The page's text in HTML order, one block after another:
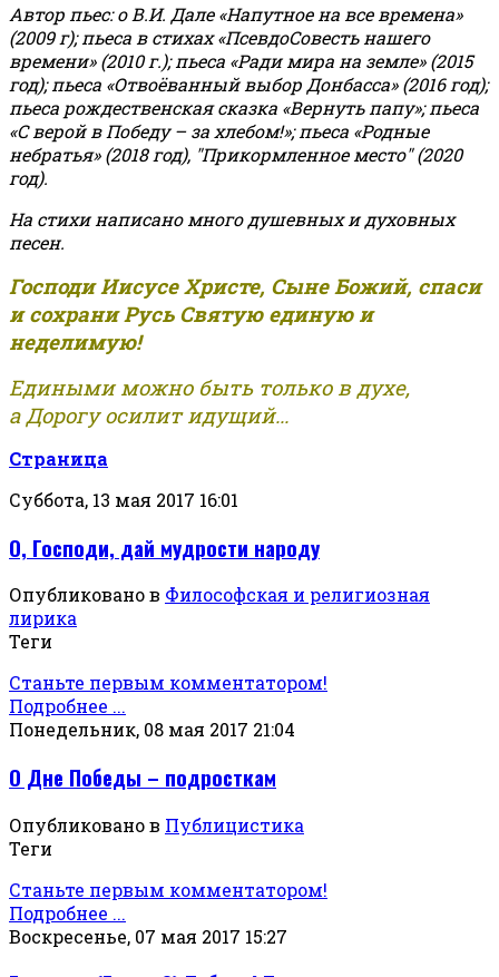
Автор пьес: о В.И. Дале «Напутное на все времена»
(2009 г); пьеса в стихах «ПсевдоСовесть нашего
времени» (2010 г.); пьеса «Ради мира на земле» (2015
год); пьеса «Отвоёванный выбор Донбасса» (2016 год);
пьеса рождественская сказка «Вернуть папу»; пьеса
«С верой в Победу – за хлебом!»;пьеса «Родные
небратья» (2018 год), "Прикормленное место" (2020
год).
На стихи написано много душевных и духовных
песен.
Господи Иисусе Христе, Сыне Божий, спаси
и сохрани Русь Святую единую и
неделимую!
Едиными можно быть только в духе,
а Дорогу осилит идущий...
Страница
Суббота, 13 мая 2017 16:01
О, Господи, дай мудрости народу
Опубликовано в Философская и религиозная
лирика
Теги
Станьте первым комментатором!
Подробнее ...
Понедельник, 08 мая 2017 21:04
О Дне Победы – подросткам
Опубликовано в Публицистика
Теги
Станьте первым комментатором!
Подробнее ...
Воскресенье, 07 мая 2017 15:27